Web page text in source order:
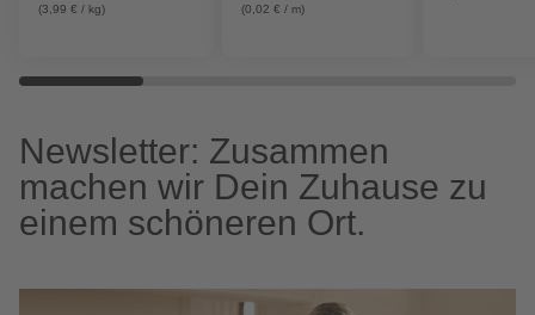
(3,99 € / kg) (0,02 € / m)
Newsletter: Zusammen
machen wir Dein Zuhause zu
einem schöneren Ort.